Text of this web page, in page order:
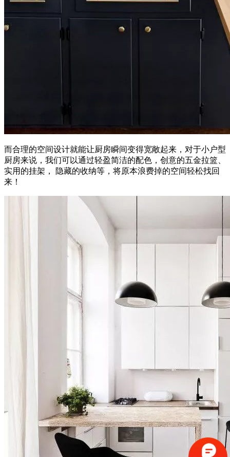
而合理的空间设计就能让厨房瞬间变得宽敞起来，对于小户型
厨房来说，我们可以通过轻盈简洁的配色，创意的五金拉篮、
实用的挂架， 隐藏的收纳等，将原本浪费掉的空间轻松找回
来！